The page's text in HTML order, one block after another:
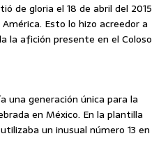
de gloria el 18 de abril del 2015
Esto lo hizo acreedor a
la afición presente en el Coloso
una generación única para la
en México. En la plantilla
un inusual número 13 en